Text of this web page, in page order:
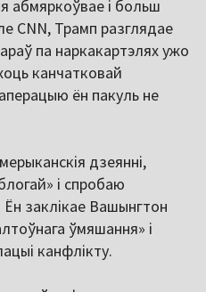
абмяркоўвае і больш
CNN, Трамп разглядае
па наркакартэлях ужо
канчатковай
ён пакуль не
дзеянні,
і спробаю
заклікае Вашынгтон
ўмяшання» і
канфлікту.